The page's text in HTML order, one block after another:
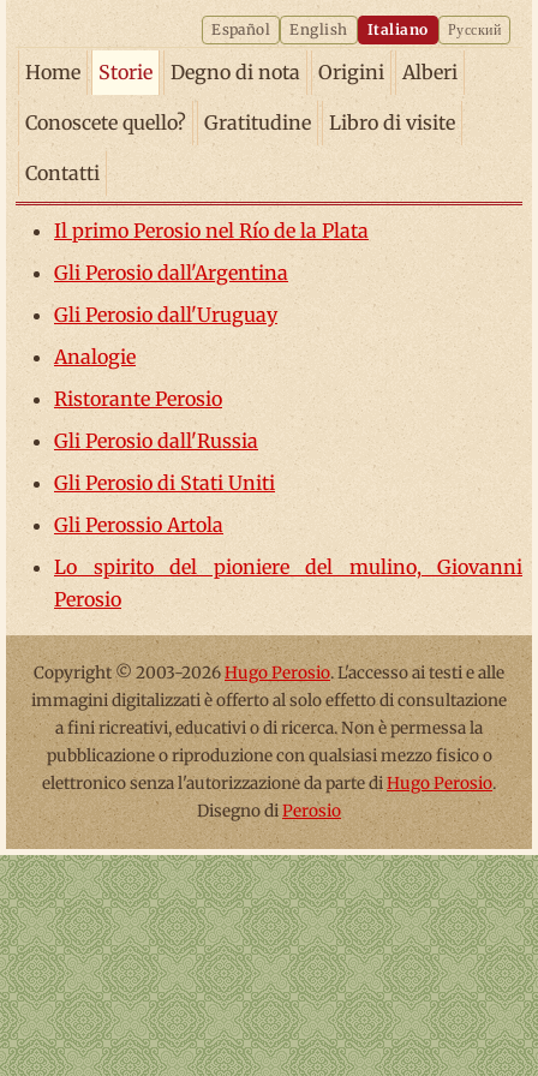
Español English Italiano Русский
Home Storie Degno di nota Origini Alberi
Conoscete quello? Gratitudine Libro di visite
Contatti
Il primo Perosio nel Río de la Plata
Gli Perosio dall'Argentina
Gli Perosio dall'Uruguay
Analogie
Ristorante Perosio
Gli Perosio dall'Russia
Gli Perosio di Stati Uniti
Gli Perossio Artola
Lo spirito del pioniere del mulino, Giovanni
Perosio
Copyright © 2003-2026Hugo Perosio. L'accesso ai testi e alle
immagini digitalizzati è offerto al solo effetto di consultazione
a fini ricreativi, educativi o di ricerca. Non è permessa la
pubblicazione o riproduzione con qualsiasi mezzo fisico o
elettronico senza l'autorizzazione da parte diHugo Perosio.
Disegno diPerosio